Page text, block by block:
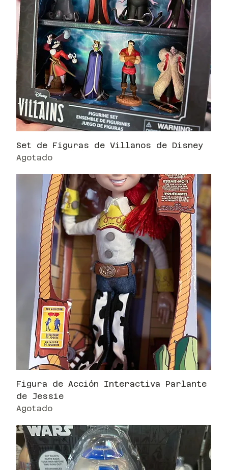
Set de Figuras de Villanos de Disney
Agotado
Figura de Acción Interactiva Parlante
de Jessie
Agotado